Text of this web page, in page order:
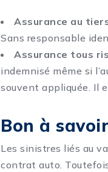
Assurance au
Sans responsable
Assurance tous
indemnisé même si
souvent appliquée. Il
Bon à savoir
Les sinistres liés au
contrat auto.